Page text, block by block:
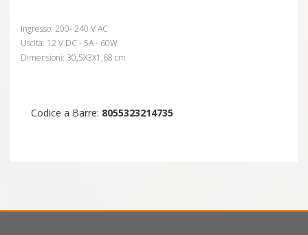
Ingresso: 200- 240 V AC
Uscita: 12 V DC - 5A - 60W
Dimensioni: 30,5X3X1,68 cm
Codice a Barre: 8055323214735